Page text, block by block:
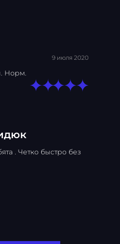
9 июля 2020
Норм.
. Четко быстро без